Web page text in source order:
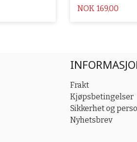
Pris
NOK 169,00
Frakt
Kjøpsbetingelser
Sikkerhet og
Nyhetsbrev